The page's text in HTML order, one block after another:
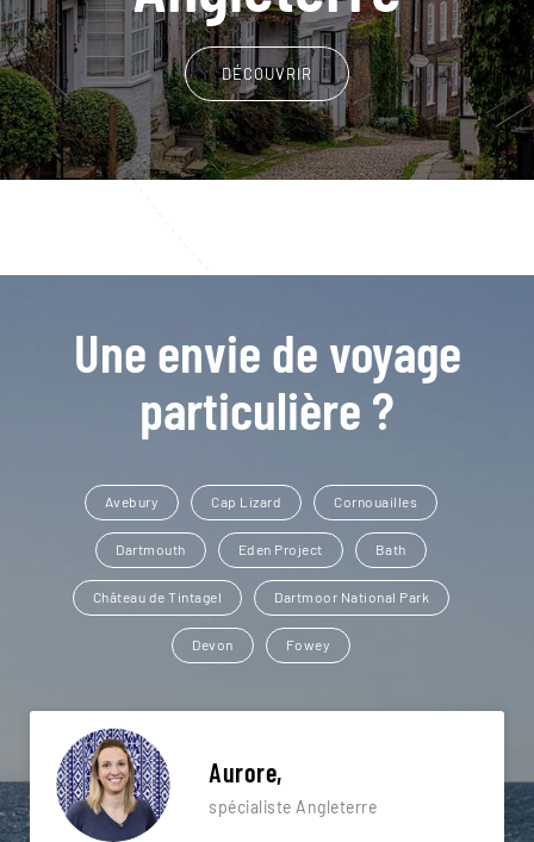
DÉCOUVRIR
Une envie de voyage
particulière ?
Avebury Cap Lizard Cornouailles
Dartmouth Eden Project Bath
Château de Tintagel Dartmoor National Park
Devon Fowey
Aurore,
spécialiste Angleterre